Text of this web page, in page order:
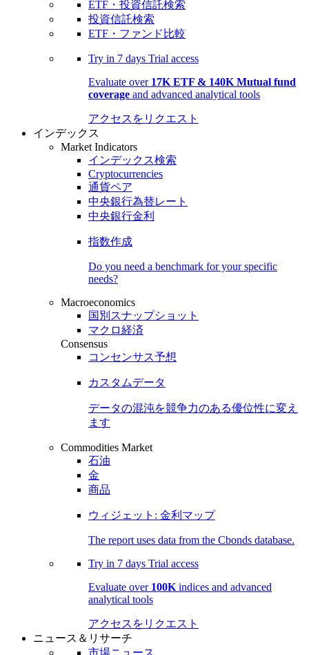
ETF・投資信託検索
投資信託検索
ETF・ファンド比較
Try in 7 days Trial access
Evaluate over 17K ETF & 140K Mutual fund
coverage and advanced analytical tools
アクセスをリクエスト
インデックス
Market Indicators
インデックス検索
Cryptocurrencies
通貨ペア
中央銀行為替レート
中央銀行金利
指数作成
Do you need a benchmark for your specific
needs?
Macroeconomics
国別スナップショット
マクロ経済
Consensus
コンセンサス予想
カスタムデータ
データの混沌を競争力のある優位性に変え
ます
Commodities Market
石油
金
商品
ウィジェット: 金利マップ
The report uses data from the Cbonds database.
Try in 7 days Trial access
Evaluate over 100K indices and advanced
analytical tools
アクセスをリクエスト
ニュース＆リサーチ
市場ニュース